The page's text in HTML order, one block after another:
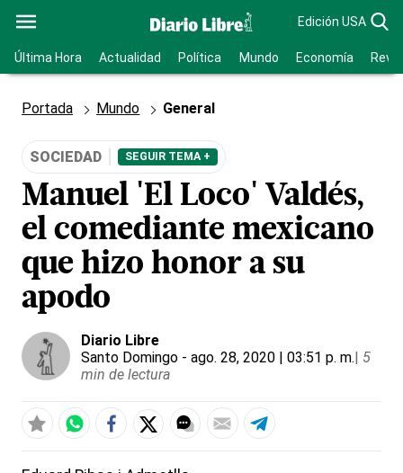
Edición USA
Última Hora Actualidad Política Mundo Economía
Portada Mundo General
SOCIEDAD SEGUIR TEMA +
Manuel 'El Loco' Valdés,
el comediante mexicano
que hizo honor a su
apodo
Diario Libre
Santo Domingo - ago. 28, 2020 | 03:51 p. m.| 5
min de lectura